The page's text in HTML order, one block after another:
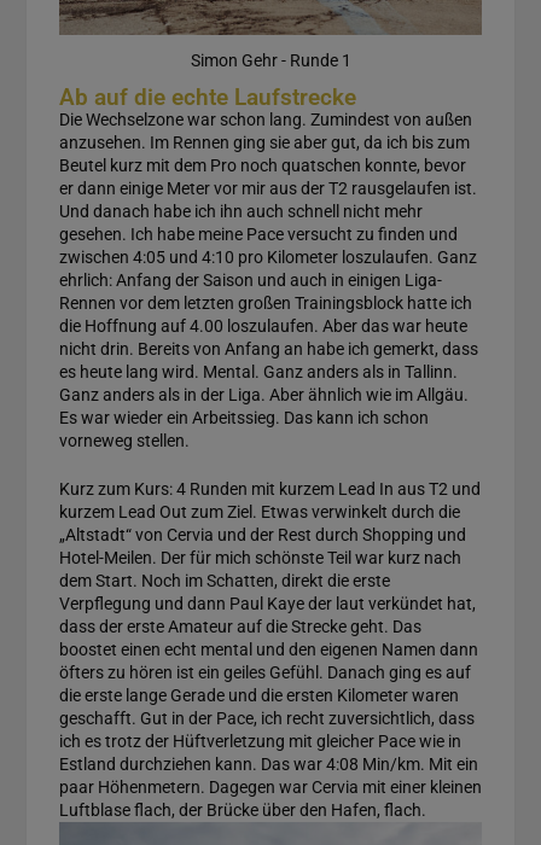
Simon Gehr - Runde 1
Ab auf die echte Laufstrecke
Die Wechselzone war schon lang. Zumindest von außen
anzusehen. Im Rennen ging sie aber gut, da ich bis zum
Beutel kurz mit dem Pro noch quatschen konnte, bevor
er dann einige Meter vor mir aus der T2 rausgelaufen ist.
Und danach habe ich ihn auch schnell nicht mehr
gesehen. Ich habe meine Pace versucht zu finden und
zwischen 4:05 und 4:10 pro Kilometer loszulaufen. Ganz
ehrlich: Anfang der Saison und auch in einigen Liga-
Rennen vor dem letzten großen Trainingsblock hatte ich
die Hoffnung auf 4.00 loszulaufen. Aber das war heute
nicht drin. Bereits von Anfang an habe ich gemerkt, dass
es heute lang wird. Mental. Ganz anders als in Tallinn.
Ganz anders als in der Liga. Aber ähnlich wie im Allgäu.
Es war wieder ein Arbeitssieg. Das kann ich schon
vorneweg stellen.
Kurz zum Kurs: 4 Runden mit kurzem Lead In aus T2 und
kurzem Lead Out zum Ziel. Etwas verwinkelt durch die
„Altstadt“ von Cervia und der Rest durch Shopping und
Hotel-Meilen. Der für mich schönste Teil war kurz nach
dem Start. Noch im Schatten, direkt die erste
Verpflegung und dann Paul Kaye der laut verkündet hat,
dass der erste Amateur auf die Strecke geht. Das
boostet einen echt mental und den eigenen Namen dann
öfters zu hören ist ein geiles Gefühl. Danach ging es auf
die erste lange Gerade und die ersten Kilometer waren
geschafft. Gut in der Pace, ich recht zuversichtlich, dass
ich es trotz der Hüftverletzung mit gleicher Pace wie in
Estland durchziehen kann. Das war 4:08 Min/km. Mit ein
paar Höhenmetern. Dagegen war Cervia mit einer kleinen
Luftblase flach, der Brücke über den Hafen, flach.